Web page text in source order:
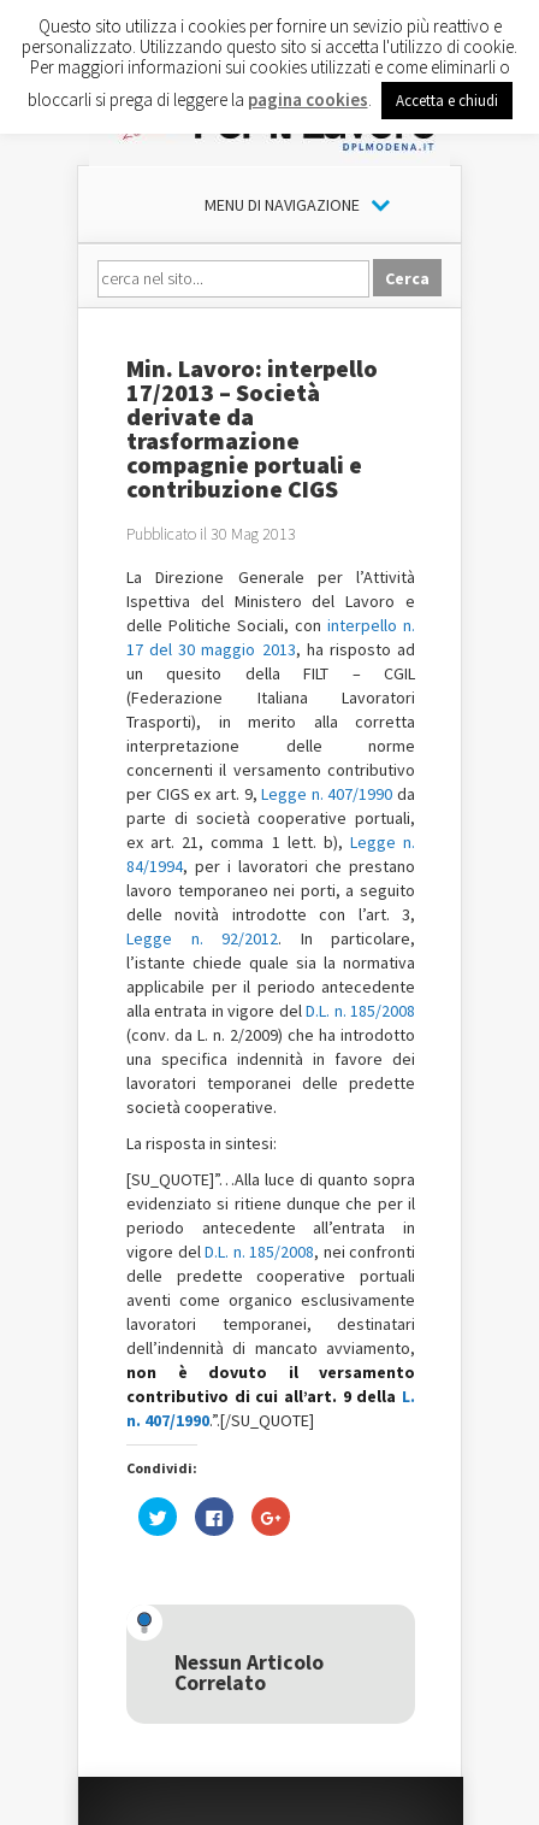
MENU DI NAVIGAZIONE
Min. Lavoro: interpello
17/2013 – Società
derivate da
trasformazione
compagnie portuali e
contribuzione CIGS
Pubblicato il 30 Mag 2013
La Direzione Generale per l’Attività
Ispettiva del Ministero del Lavoro e
delle Politiche Sociali, con interpello n.
17 del 30 maggio 2013, ha risposto ad
un quesito della FILT – CGIL
(Federazione Italiana Lavoratori
Trasporti), in merito alla corretta
interpretazione delle norme
concernenti il versamento contributivo
per CIGS ex art. 9,Legge n. 407/1990 da
parte di società cooperative portuali,
ex art. 21, comma 1 lett. b), Legge n.
84/1994, per i lavoratori che prestano
lavoro temporaneo nei porti, a seguito
delle novità introdotte con l’art. 3,
Legge n. 92/2012. In particolare,
l’istante chiede quale sia la normativa
applicabile per il periodo antecedente
alla entrata in vigore delD.L. n. 185/2008
(conv. da L. n. 2/2009) che ha introdotto
una specifica indennità in favore dei
lavoratori temporanei delle predette
società cooperative.
La risposta in sintesi:
[SU_QUOTE]”…Alla luce di quanto sopra
evidenziato si ritiene dunque che per il
periodo antecedente all’entrata in
vigore delD.L. n. 185/2008, nei confronti
delle predette cooperative portuali
aventi come organico esclusivamente
lavoratori temporanei, destinatari
dell’indennità di mancato avviamento,
non è dovuto il versamento
contributivo di cui all’art. 9 della L.
n. 407/1990.”.[/SU_QUOTE]
Condividi:
Fai
clic
una
nuova
finestra)
Fai
clic
nuova
finestra)
Fai
clic
una
nuova
Nessun Articolo
Correlato
Questo sito utilizza i cookies per fornire un sevizio più reattivo e
personalizzato. Utilizzando questo sito si accetta l'utilizzo di cookie.
Per maggiori informazioni sui cookies utilizzati e come eliminarli o
bloccarli si prega di leggere la pagina cookies Accetta e chiudi